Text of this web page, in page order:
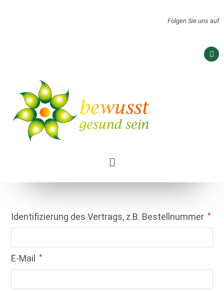
Folgen Sie uns auf
Identifizierung des Vertrags, z.B. Bestellnummer *
E-Mail *